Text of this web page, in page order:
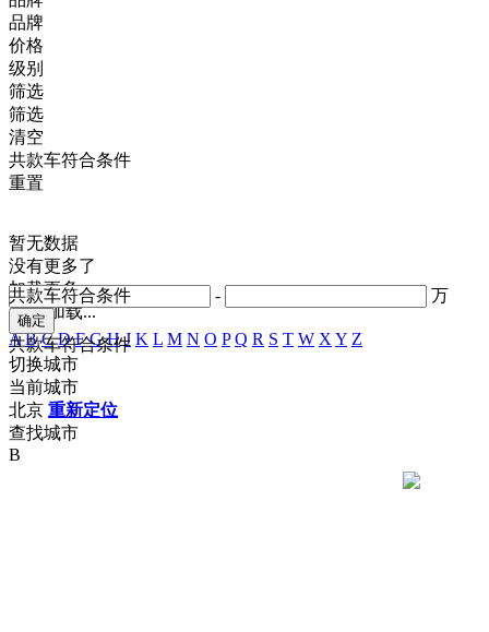
品牌
价格
- 万
共款车符合条件
级别
共款车符合条件
筛选
筛选
清空
共款车符合条件
重置
暂无数据
没有更多了
加载更多
正在加载...
A B C D F G H J K L M N O P Q R S T W X Y Z
切换城市
当前城市
北京 重新定位
查找城市
B